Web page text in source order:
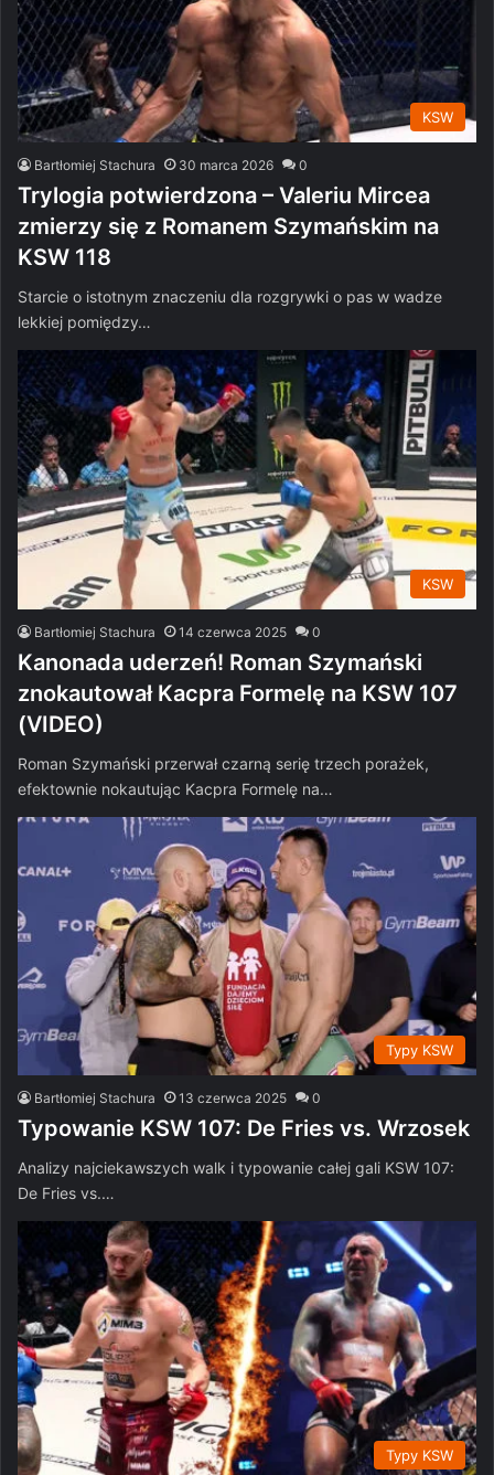
KSW
Bartłomiej Stachura 30 marca 2026 0
Trylogia potwierdzona – Valeriu Mircea
zmierzy się z Romanem Szymańskim na
KSW 118
Starcie o istotnym znaczeniu dla rozgrywki o pas w wadze
lekkiej pomiędzy…
KSW
Bartłomiej Stachura 14 czerwca 2025 0
Kanonada uderzeń! Roman Szymański
znokautował Kacpra Formelę na KSW 107
(VIDEO)
Roman Szymański przerwał czarną serię trzech porażek,
efektownie nokautując Kacpra Formelę na…
Typy KSW
Bartłomiej Stachura 13 czerwca 2025 0
Typowanie KSW 107: De Fries vs. Wrzosek
Analizy najciekawszych walk i typowanie całej gali KSW 107:
De Fries vs.…
Typy KSW